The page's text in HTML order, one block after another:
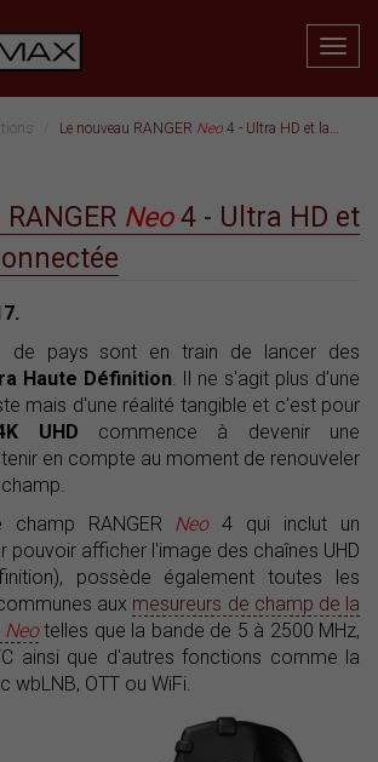
Le nouveau RANGER Neo 4 - Ultra HD et la maison connectée
Neo4 - Ultra HD et
de pays sont en train de lancer des
Haute Définition. Il ne s'agit plus d'une
mais d'une réalité tangible et c'est pour
UHD commence à devenir une
en compte au moment de renouveler
RANGER Neo4 qui inclut un
pouvoir afficher l'image des chaînes UHD
possède également toutes les
aux mesureurs de champ de la
Neotelles que la bande de 5 à 2500 MHz,
ainsi que d'autres fonctions comme la
wbLNB, OTT ou WiFi.